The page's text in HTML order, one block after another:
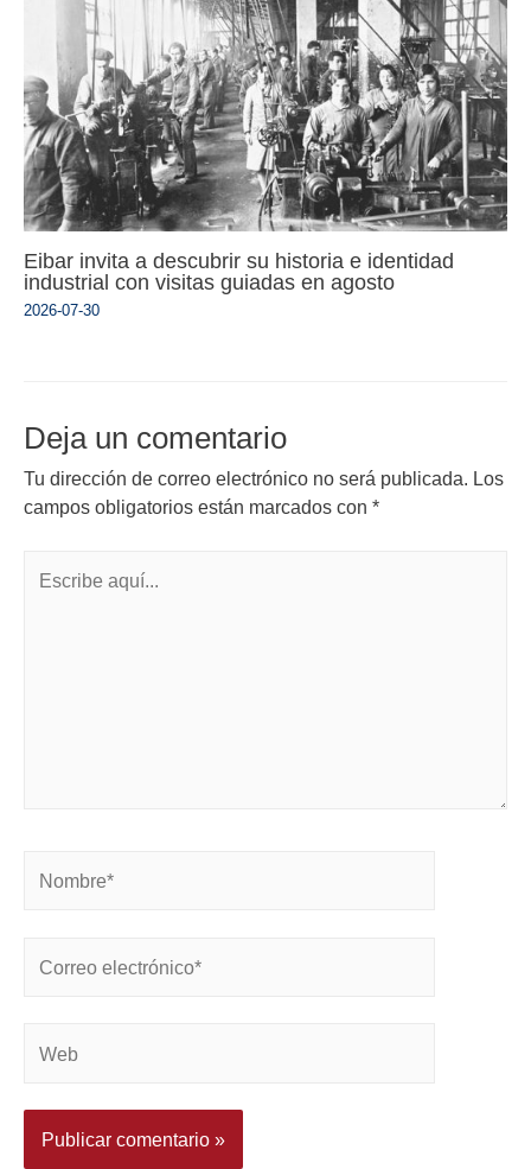
Eibar invita a descubrir su historia e identidad
industrial con visitas guiadas en agosto
2026-07-30
Deja un comentario
Tu dirección de correo electrónico no será publicada. Los
campos obligatorios están marcados con *